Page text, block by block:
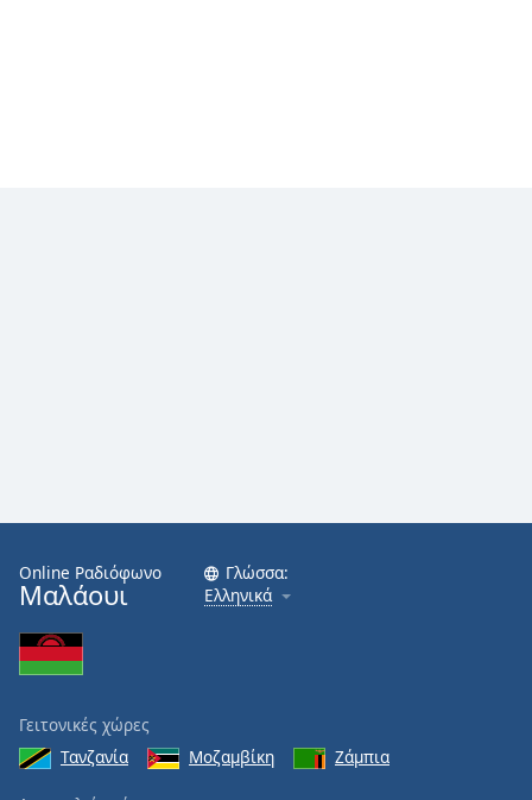
Online Ραδιόφωνο
Μαλάουι
Γλώσσα:
Ελληνικά
Γειτονικές χώρες
Τανζανία
Μοζαμβίκη Ζάμπια